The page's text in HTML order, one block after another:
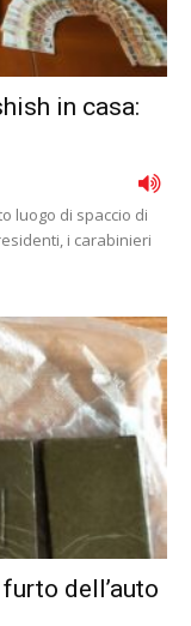
in casa:
luogo di spaccio di
i carabinieri
dell’auto